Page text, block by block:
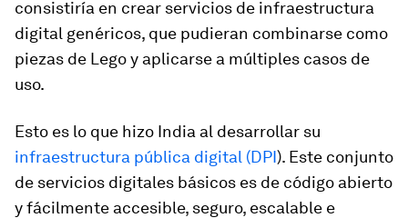
consistiría en crear servicios de infraestructura
digital genéricos, que pudieran combinarse como
piezas de Lego y aplicarse a múltiples casos de
uso.
Esto es lo que hizo India al desarrollar su
infraestructura pública digital (DPI). Este conjunto
de servicios digitales básicos es de código abierto
y fácilmente accesible, seguro, escalable e